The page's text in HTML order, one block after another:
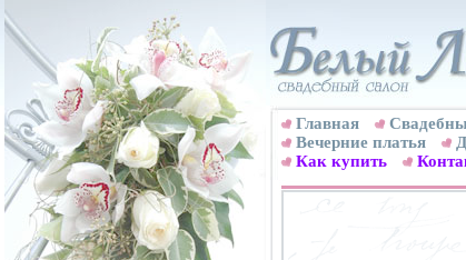
Главная
Вечерние платья
Как купить